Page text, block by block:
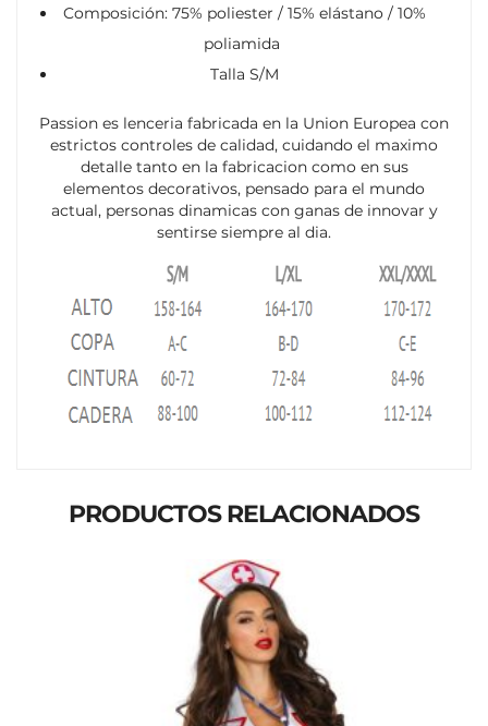
Composición: 75% poliester / 15% elástano / 10%
poliamida
Talla S/M
Passion es lenceria fabricada en la Union Europea con
estrictos controles de calidad, cuidando el maximo
detalle tanto en la fabricacion como en sus
elementos decorativos, pensado para el mundo
actual, personas dinamicas con ganas de innovar y
sentirse siempre al dia.
PRODUCTOS RELACIONADOS